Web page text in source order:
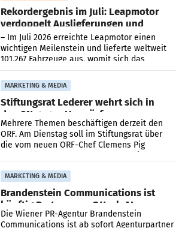
Rekordergebnis im Juli: Leapmotor
verdoppelt Auslieferungen und
überschreitet die 100.000er-Marke
– Im Juli 2026 erreichte Leapmotor einen
wichtigen Meilenstein und lieferte weltweit
101.267 Fahrzeuge aus, womit sich das
Ergebnis gegenüber Juli 2025 mehr als
verdoppelte (+102
MARKETING & MEDIA
Stiftungsrat Lederer wehrt sich in
den SN gegen Vorwürfe
Mehrere Themen beschäftigen derzeit den
ORF. Am Dienstag soll im Stiftungsrat über
die vom neuen ORF-Chef Clemens Pig
MARKETING & MEDIA
Brandenstein Communications ist
künftig Partner von OtterlyAI
Die Wiener PR-Agentur Brandenstein
Communications ist ab sofort Agenturpartner